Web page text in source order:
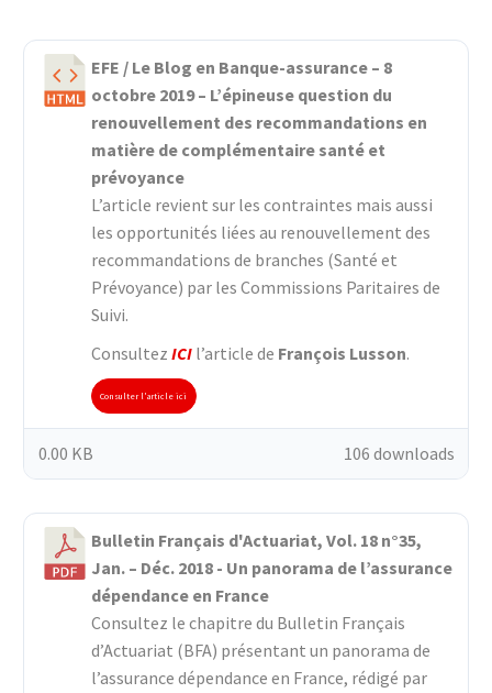
EFE / Le Blog en Banque-assurance – 8
octobre 2019 – L’épineuse question du
renouvellement des recommandations en
matière de complémentaire santé et
prévoyance
L’article revient sur les contraintes mais aussi
les opportunités liées au renouvellement des
recommandations de branches (Santé et
Prévoyance) par les Commissions Paritaires de
Suivi.
Consultez ICIl’article de François Lusson.
Consulter l'article ici
106 downloads
0.00 KB
Bulletin Français d'Actuariat, Vol. 18 n°35,
Jan. – Déc. 2018 - Un panorama de l’assurance
dépendance en France
Consultez le chapitre du Bulletin Français
d’Actuariat (BFA) présentant un panorama de
l’assurance dépendance en France, rédigé par